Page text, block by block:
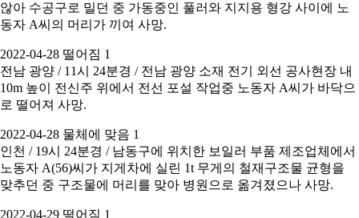
않아 수공구로 밀던 중 가동중인 풀러와 지지용 형강 사이에 노
동자 A씨의 머리가 끼여 사망.
2022-04-28 떨어짐 1
전남 광양 / 11시 24분경 / 전남 광양 소재 전기 외선 공사현장 내
10m 높이 전신주 위에서 전선 포설 작업중 노동자 A씨가 바닥으
로 떨어져 사망.
2022-04-28 물체에 맞음 1
인천 / 19시 24분경 / 남동구에 위치한 보일러 부품 제조업체에서
노동자 A(56)씨가 지게차에 실린 1t 무게의 철재구조물 균형을
맞추던 중 구조물에 머리를 맞아 병원으로 옮겨졌으나 사망.
2022-04-29 떨어짐 1